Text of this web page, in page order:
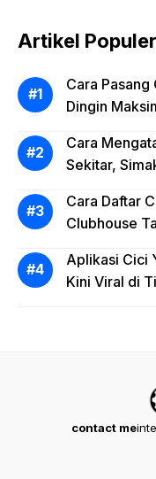
Artikel Populer
Cara
Dingin
Cara
Sekitar,
Cara Daftar
Clubhouse
Aplikasi Cici
Kini Viral di
contact me